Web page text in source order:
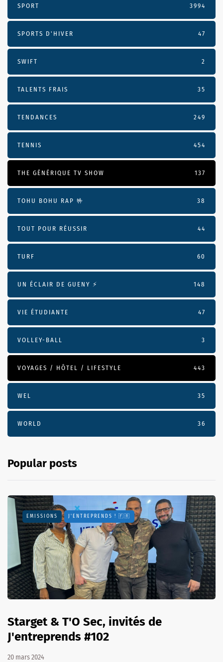
SPORT 3994
SPORTS D'HIVER 47
SWIFT 2
TALENTS FRAIS 35
TENDANCES 249
TENNIS 454
THE GÉNÉRIQUE TV SHOW 137
TOHU BOHU RAP 🤟 38
TOUT POUR RÉUSSIR 44
TURF 60
UN ÉCLAIR DE GUENY ⚡️ 148
VIE ÉTUDIANTE 47
VOLLEY-BALL 3
VOYAGES / HÔTEL / LIFESTYLE 443
WEL 35
WORLD 36
Popular posts
EMISSIONS J'ENTREPRENDS ! 🇫🇷
Starget & T'O Sec, invités de
J'entreprends #102
20 mars 2024